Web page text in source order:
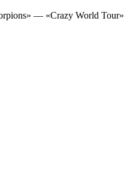
— «Crazy World Tour»